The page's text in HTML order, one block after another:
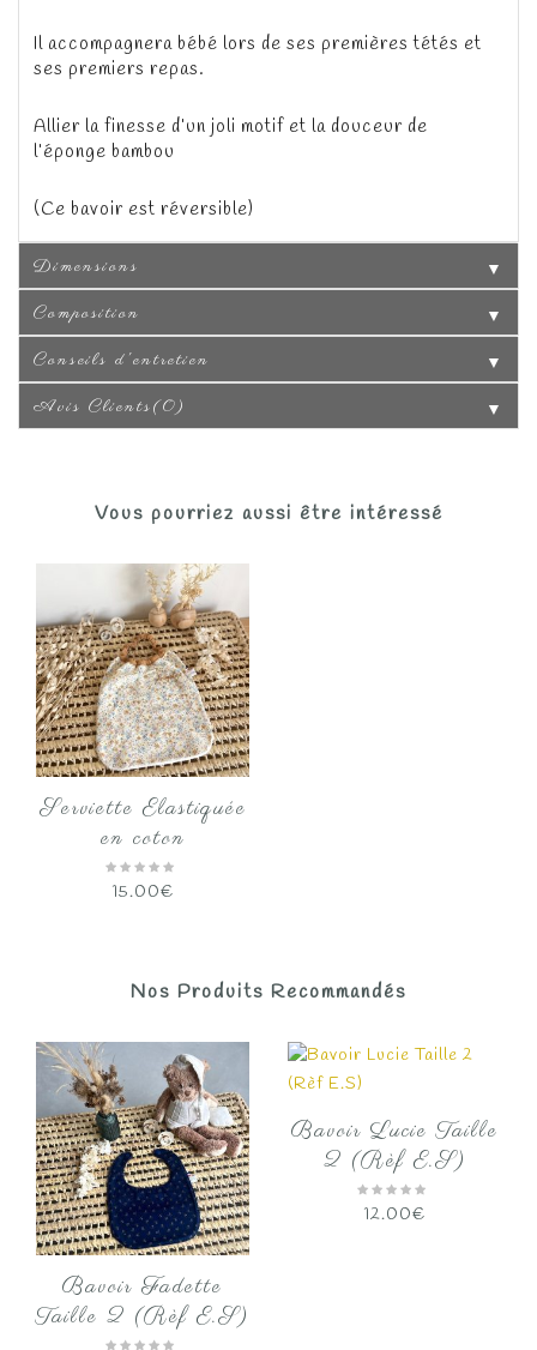
Il accompagnera bébé lors de ses premières tétés et
ses premiers repas.
Allier la finesse d’un joli motif et la douceur de
l’éponge bambou
(Ce bavoir est réversible)
Dimensions ▼
Composition ▼
Conseils d'entretien ▼
Avis Clients(0) ▼
Vous pourriez aussi être intéressé
Serviette Elastiquée
en coton
15.00€
Nos Produits Recommandés
Bavoir Fadette
Taille 2 (Rèf E.S)
Bavoir Lucie Taille
2 (Rèf E.S)
12.00€